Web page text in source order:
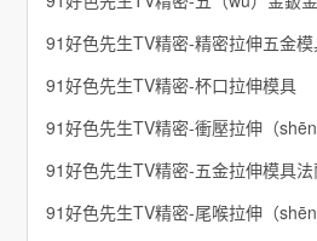
​91好色先生TV精密-精密拉伸五金模
91好色先生TV精密-杯口拉伸模具
91好色先生TV精密-衝壓拉伸（
91好色先生TV精密-五金拉伸模具
91好色先生TV精密-尾喉拉伸（shēn